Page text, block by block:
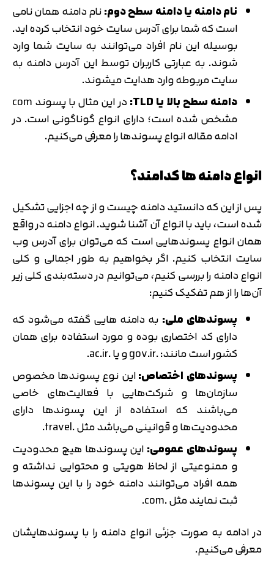
نام دامنه یا دامنه سطح دوم:نام دامنه همان نامی
است که شما برای آدرس سایت خود انتخاب کرده اید.
بوسیله این نام افراد می‌توانند به سایت شما وارد
شوند. به عبارتی کاربران توسط این آدرس دامنه به
سایت مربوطه وارد هدایت می‎شوند.
دامنه سطح بالا یا TLD:
در این مثال با پسوند com
مشخص شده است؛ دارای انواع گوناگونی است. در
ادامه مقاله انواع پسوندها را معرفی می‌کنیم.
انواع دامنه ها کدامند؟
پس از این که دانستید دامنه چیست و از چه اجزایی تشکیل
شده است، باید با انواع آن آشنا شوید. انواع دامنه در واقع
همان انواع پسوندهایی است که می‌توان برای آدرس وب
سایت انتخاب کنیم. اگر بخواهیم به طور اجمالی و کلی
انواع دامنه را بررسی کنیم، می‌توانیم در دسته‌بندی کلی زیر
آن‌ها را از هم تفکیک کنیم:
پسوندهای ملی: به دامنه هایی گفته می‌شود که
دارای کد اختصاری بوده و مورد استفاده برای همان
کشور است مانند: .gov.ir و یا .ac.ir.
پسوندهای اختصاص:این نوع پسوندها مخصوص
سازمان‌ها و شرکت‌هایی با فعالیت‌های خاصی
می‌باشند که استفاده از این پسوندها دارای
محدودیت‌ها و قوانینی می‌باشد مثل .travel.
پسوندهای عمومی:این پسوندها هیچ محدودیت
و ممنوعیتی از لحاظ هویتی و محتوایی نداشته و
همه افراد می‌توانند دامنه خود را با این پسوندها
ثبت نمایند مثل .com.
در ادامه به صورت جزئی انواع دامنه را با پسوندهایشان
معرفی می‌کنیم.